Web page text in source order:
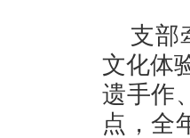
支部
文化体
遗手作
点，全